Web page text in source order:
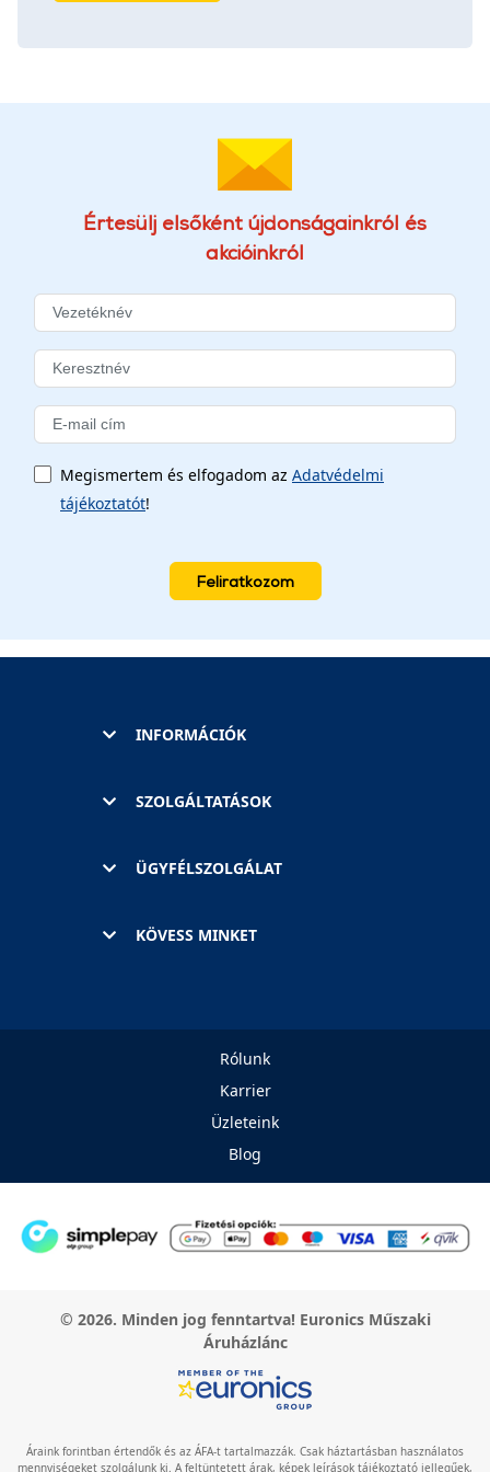
Értesülj elsőként újdonságainkról és
akcióinkról
Megismertem és elfogadom az Adatvédelmi
tájékoztatót!
Feliratkozom
INFORMÁCIÓK
SZOLGÁLTATÁSOK
ÜGYFÉLSZOLGÁLAT
KÖVESS MINKET
Rólunk
Karrier
Üzleteink
Blog
© 2026. Minden jog fenntartva! Euronics Műszaki
Áruházlánc
Áraink forintban értendők és az ÁFA-t tartalmazzák. Csak háztartásban használatos
mennyiségeket szolgálunk ki. A feltüntetett árak, képek leírások tájékoztató jellegűek,